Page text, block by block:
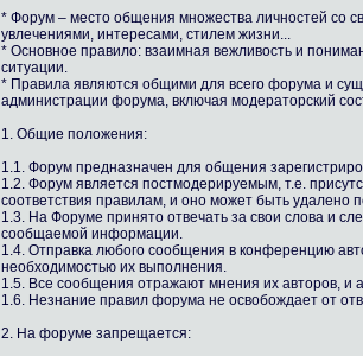
* Форум – место общения множества личностей со
увлечениями, интересами, стилем жизни...
* Основное правило: взаимная вежливость и
ситуации.
* Правила являются общими для всего форума и
администрации форума, включая модераторский
1. Общие положения:
1.1. Форум предназначен для общения
1.2. Форум является постмодерируемым, т.е.
соответствия правилам, и оно может быть удалено
1.3. На Форуме принято отвечать за свои слова и
сообщаемой информации.
1.4. Отправка любого сообщения в конференцию
необходимостью их выполнения.
1.5. Все сообщения отражают мнения их авторов, и
1.6. Незнание правил форума не освобождает от
2. На форуме запрещается: